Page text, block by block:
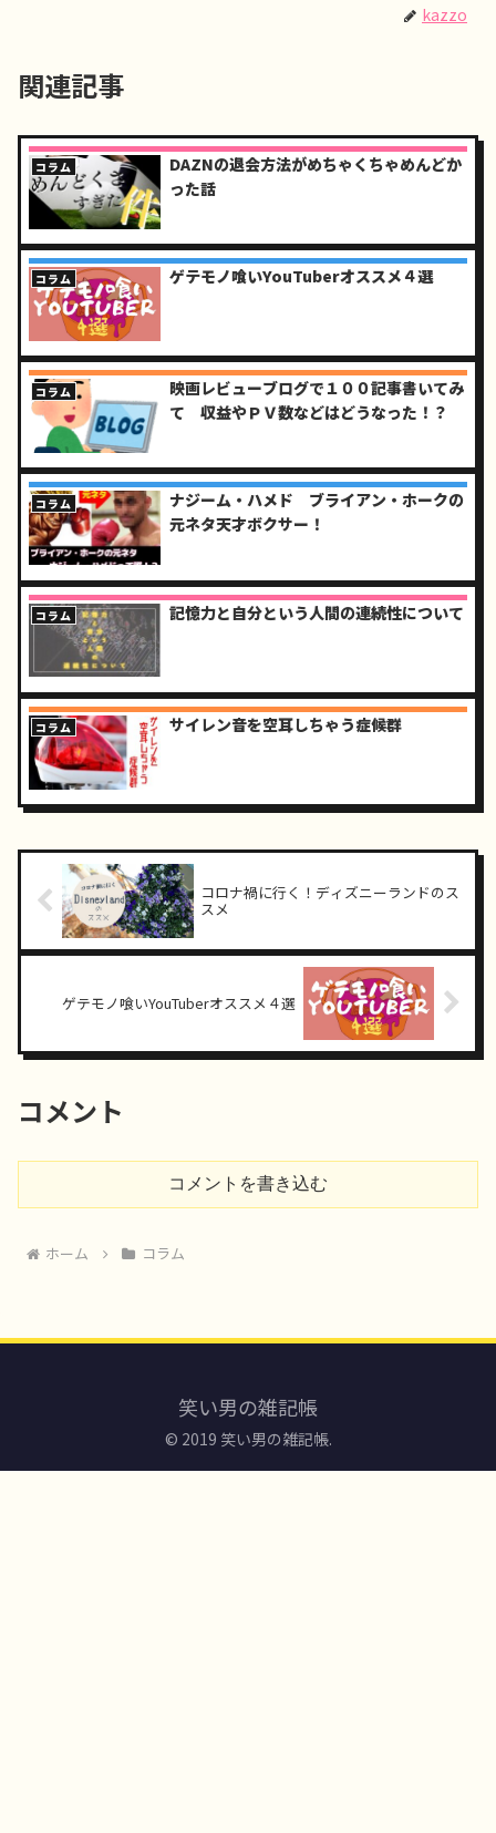
kazzo
関連記事
コラム
DAZNの退会方法がめちゃくちゃめんどか
った話
コラム ゲテモノ喰いYouTuberオススメ４選
コラム
映画レビューブログで１００記事書いてみ
て 収益やＰＶ数などはどうなった！？
コラム
ナジーム・ハメド ブライアン・ホークの
元ネタ天才ボクサー！
コラム 記憶力と自分という人間の連続性について
コラム サイレン音を空耳しちゃう症候群
コロナ禍に行く！ディズニーランドのス
スメ
ゲテモノ喰いYouTuberオススメ４選
コメント
コメントを書き込む
ホーム コラム
笑い男の雑記帳
© 2019 笑い男の雑記帳.